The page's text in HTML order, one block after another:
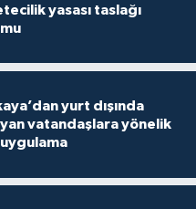
yasası taslağı
yurt dışında
vatandaşlara yönelik